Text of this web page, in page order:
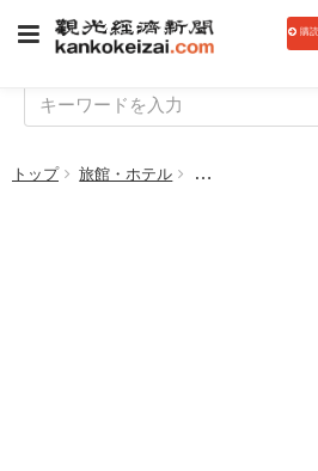
購
トップ 旅館・ホテル 全日本シティホ